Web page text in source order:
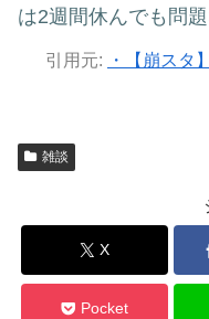
は2週間休んでも問
引用元:
・【崩スタ
雑談
X
Pocket